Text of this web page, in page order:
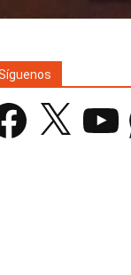
YouTube